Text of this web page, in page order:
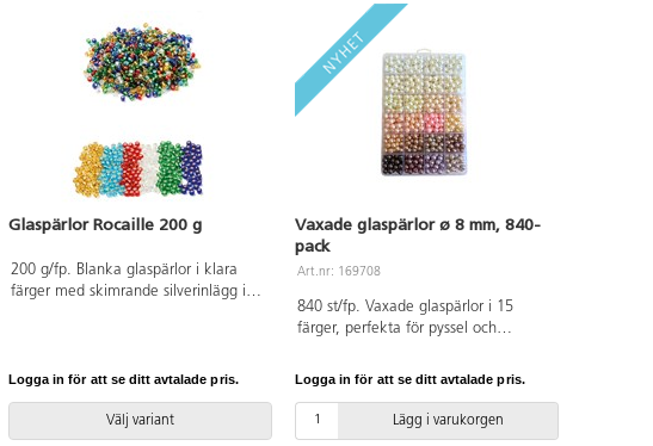
Glaspärlor Rocaille 200 g
200 g/fp. Blanka glaspärlor i klara
färger med skimrande silverinlägg i
Logga in för att se ditt avtalade pris.
Välj variant
Vaxade glaspärlor ø 8 mm, 840-
pack
Art.nr: 169708
840 st/fp. Vaxade glaspärlor i 15
färger, perfekta för pyssel och
kombinera och enkla att trä med
Pärlstorlek 8 mm. Tillverkade av glas
med vaxad yta. Förvaras torrt och
Logga in för att se ditt avtalade pris.
Lägg i varukorgen